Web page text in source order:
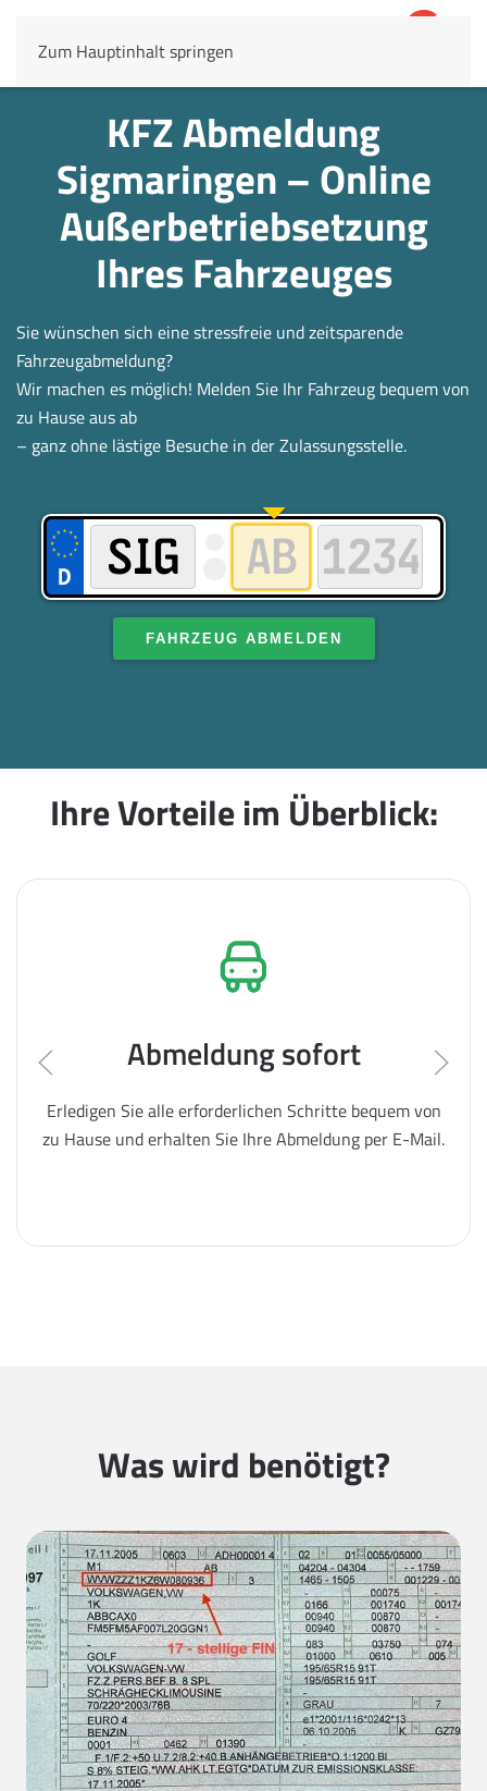
Zum Hauptinhalt springen
KFZ Abmeldung
Sigmaringen – Online
Außerbetrieb­setzung
Ihres Fahrzeuges
Sie wünschen sich eine stressfreie und zeitsparende
Fahrzeugabmeldung?
Wir machen es möglich! Melden Sie Ihr Fahrzeug bequem von
zu Hause aus ab
– ganz ohne lästige Besuche in der Zulassungsstelle.
FAHRZEUG ABMELDEN
Ihre Vorteile im Überblick:
Abmeldung sofort
Erledigen Sie alle erforderlichen Schritte bequem von
zu Hause und erhalten Sie Ihre Abmeldung per E-Mail.
Was wird benötigt?